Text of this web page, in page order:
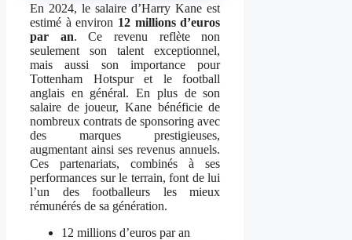
En 2024, le salaire d’Harry Kane est
estimé à environ 12 millions d’euros
par an. Ce revenu reflète non
seulement son talent exceptionnel,
mais aussi son importance pour
Tottenham Hotspur et le football
anglais en général. En plus de son
salaire de joueur, Kane bénéficie de
nombreux contrats de sponsoring avec
des marques prestigieuses,
augmentant ainsi ses revenus annuels.
Ces partenariats, combinés à ses
performances sur le terrain, font de lui
l’un des footballeurs les mieux
rémunérés de sa génération.
12 millions d’euros par an